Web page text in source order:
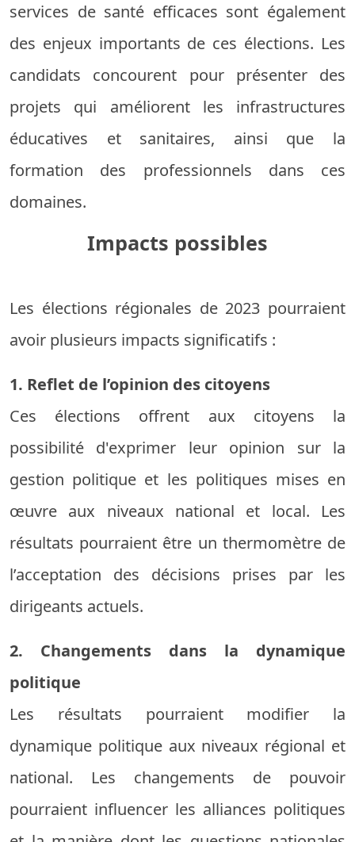
services de santé efficaces sont également
des enjeux importants de ces élections. Les
candidats concourent pour présenter des
projets qui améliorent les infrastructures
éducatives et sanitaires, ainsi que la
formation des professionnels dans ces
domaines.
Impacts possibles
Les élections régionales de 2023 pourraient
avoir plusieurs impacts significatifs :
1. Reflet de l’opinion des citoyens
Ces élections offrent aux citoyens la
possibilité d'exprimer leur opinion sur la
gestion politique et les politiques mises en
œuvre aux niveaux national et local. Les
résultats pourraient être un thermomètre de
l’acceptation des décisions prises par les
dirigeants actuels.
2. Changements dans la dynamique
politique
Les résultats pourraient modifier la
dynamique politique aux niveaux régional et
national. Les changements de pouvoir
pourraient influencer les alliances politiques